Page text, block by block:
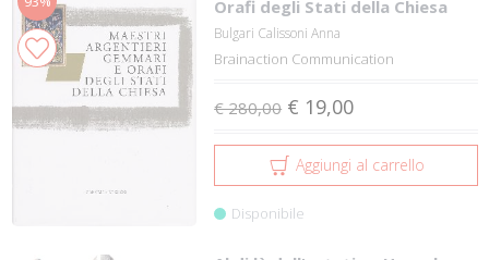
Orafi degli Stati della Chiesa
Bulgari Calissoni Anna
Brainaction Communication
€ 280,00 € 19,00
Aggiungi al carrello
Disponibile